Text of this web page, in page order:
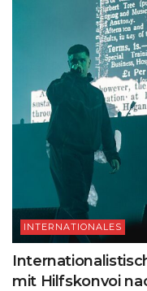
INTERNATIONALES
mit Hilfskonvoi